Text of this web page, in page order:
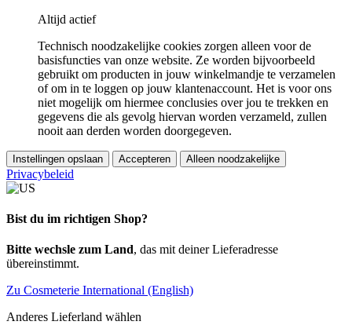
Altijd actief
Technisch noodzakelijke cookies zorgen alleen voor de
basisfuncties van onze website. Ze worden bijvoorbeeld
gebruikt om producten in jouw winkelmandje te verzamelen
of om in te loggen op jouw klantenaccount. Het is voor ons
niet mogelijk om hiermee conclusies over jou te trekken en
gegevens die als gevolg hiervan worden verzameld, zullen
nooit aan derden worden doorgegeven.
Instellingen opslaan Accepteren Alleen noodzakelijke
Privacybeleid
Bist du im richtigen Shop?
Bitte wechsle zum Land, das mit deiner Lieferadresse
übereinstimmt.
Zu Cosmeterie International (English)
Anderes Lieferland wählen